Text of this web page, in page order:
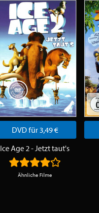
DVD für 3,49 €
Ice Age 2 - Jetzt taut's
Ähnliche Filme